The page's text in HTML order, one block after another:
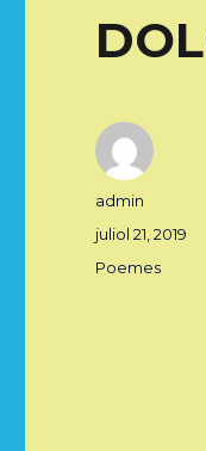
Autor
admin
Publicat
el
juliol 21, 2019
Categories
Poemes